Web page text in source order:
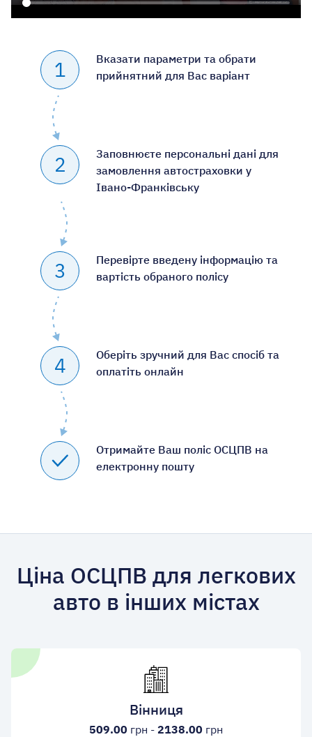
1
Вказати параметри та обрати
прийнятний для Вас варіант
2
Заповнюєте персональні дані для
замовлення автостраховки у
Івано-Франківську
3
Перевірте введену інформацію та
вартість обраного полісу
4
Оберіть зручний для Вас спосіб та
оплатіть онлайн
Отримайте Ваш поліс ОСЦПВ на
електронну пошту
Ціна ОСЦПВ для легкових
авто в інших містах
Вінниця
509.00 грн - 2138.00 грн